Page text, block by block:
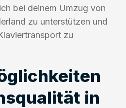
bei deinem Umzug von
zu unterstützen und
zu
in